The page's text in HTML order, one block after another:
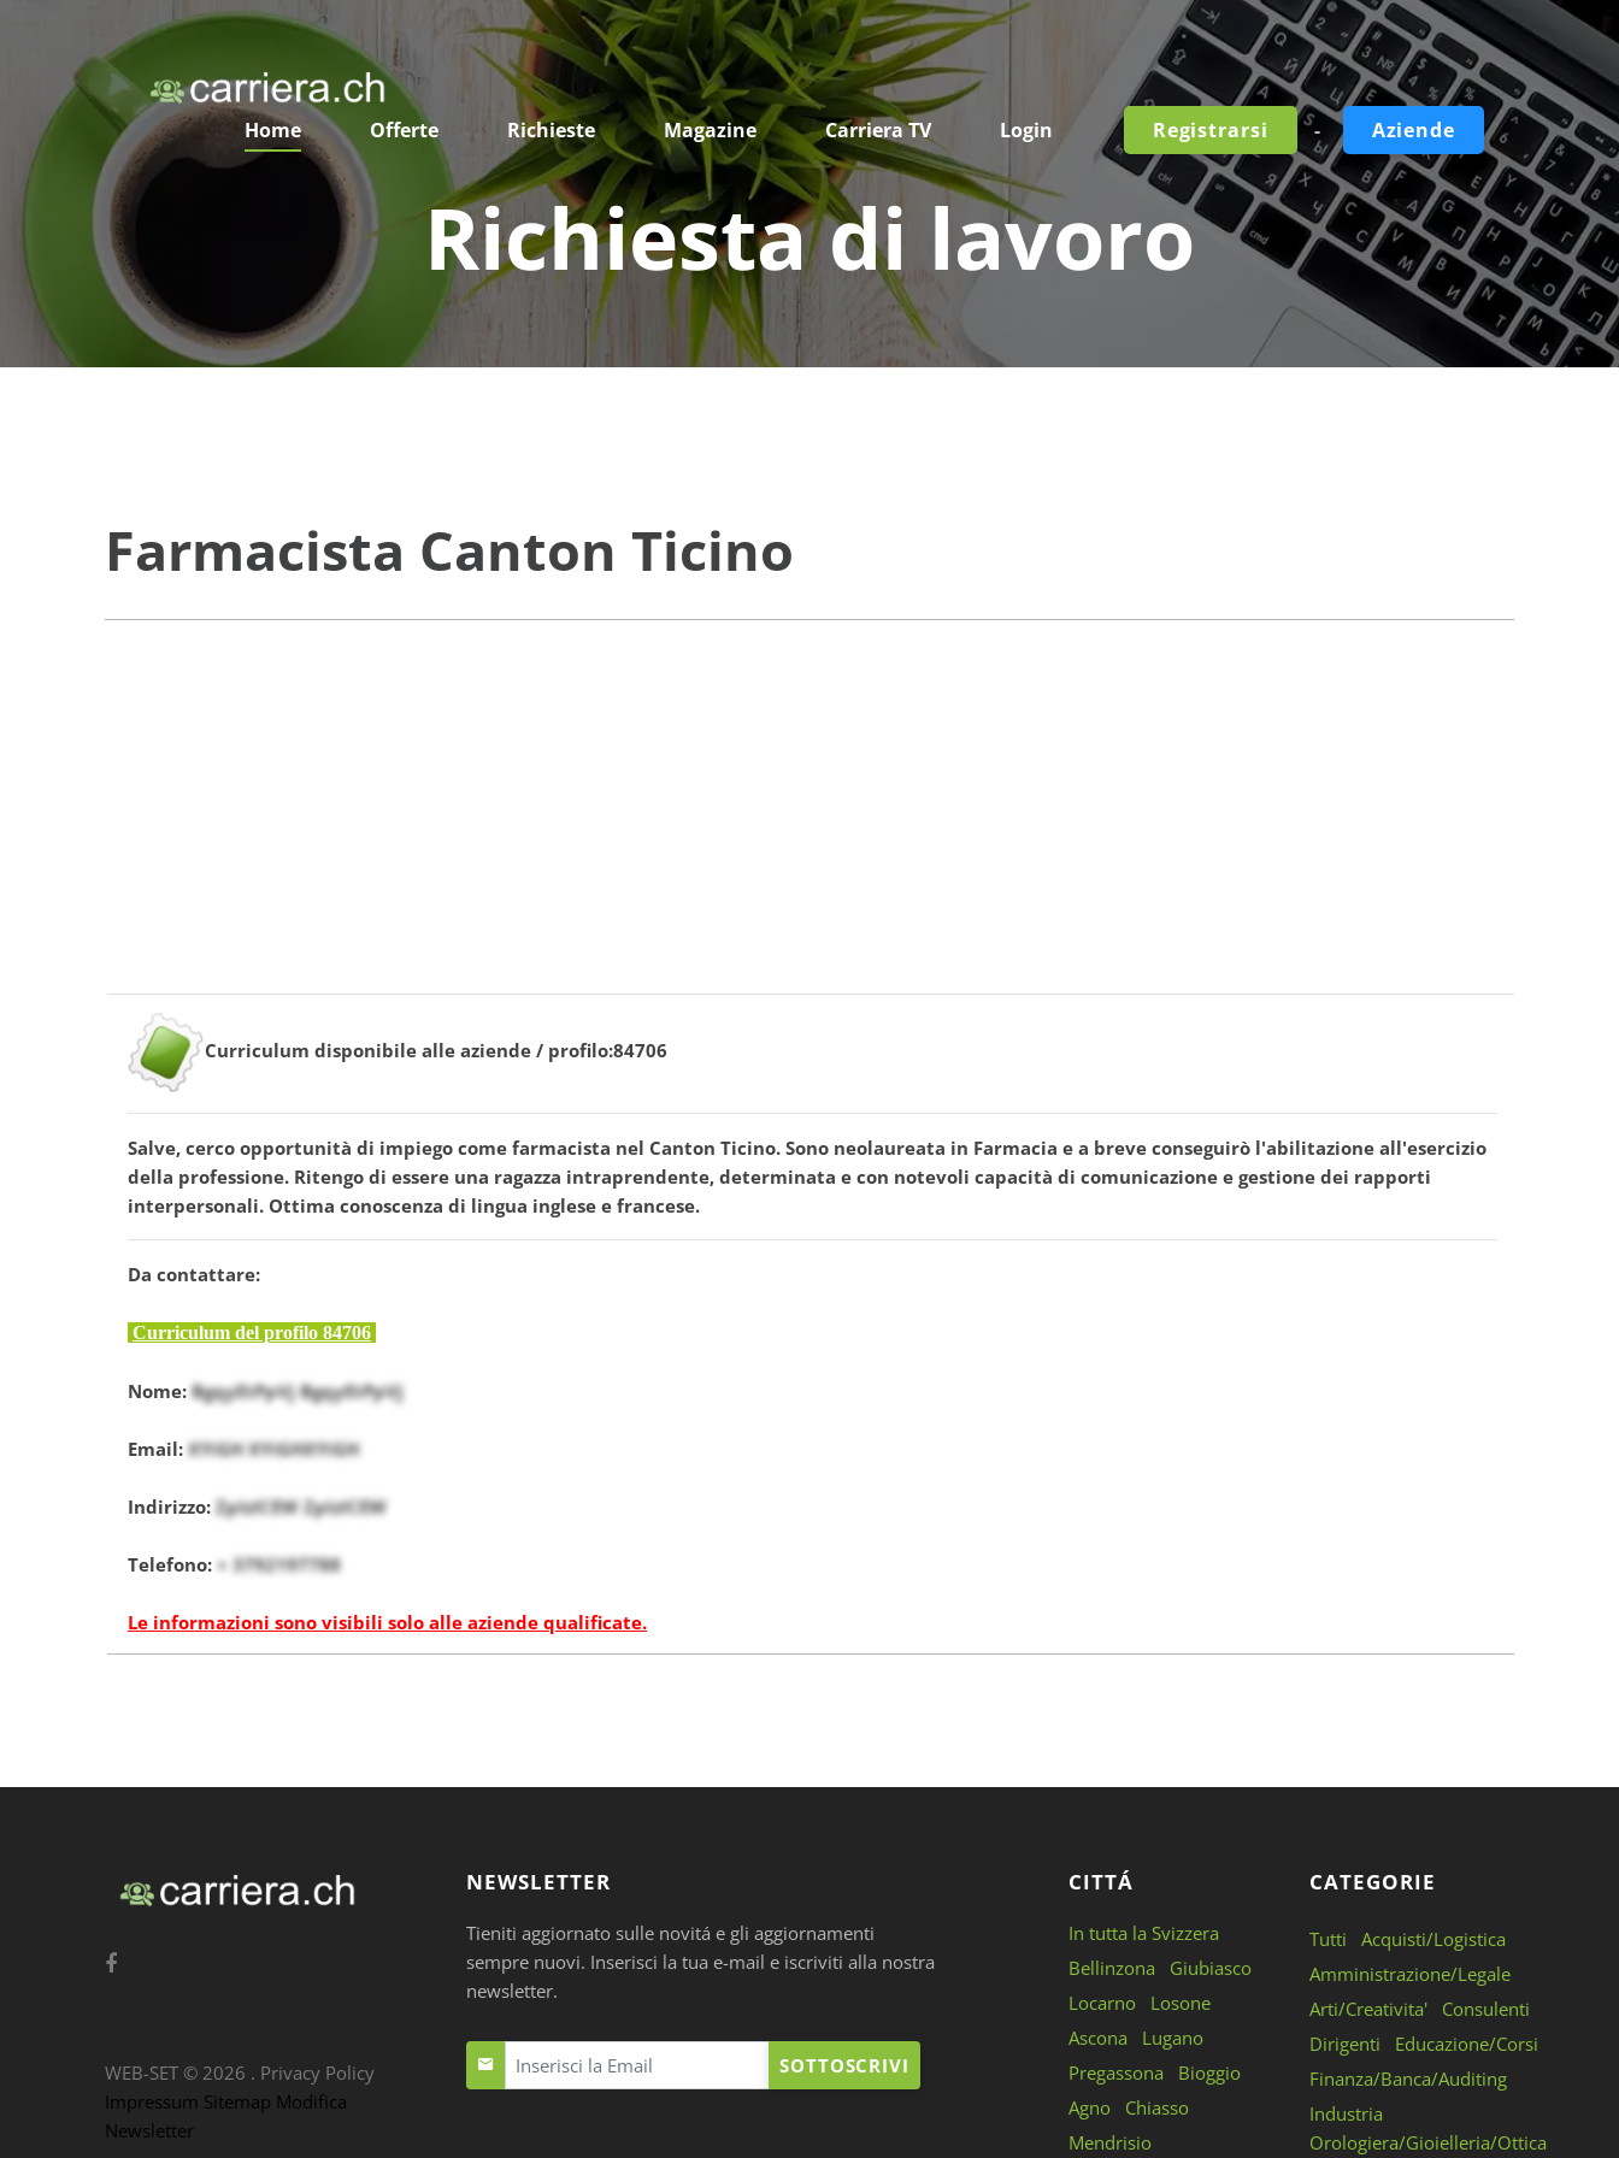
Home Offerte Richieste Magazine Carriera TV Login Registrarsi - Aziende
Richiesta di lavoro
Farmacista Canton Ticino
Curriculum disponibile alle aziende / profilo:84706
Salve, cerco opportunità di impiego come farmacista nel Canton Ticino. Sono neolaureata in Farmacia e a breve conseguirò l'abilitazione all'esercizio
della professione. Ritengo di essere una ragazza intraprendente, determinata e con notevoli capacità di comunicazione e gestione dei rapporti
interpersonali. Ottima conoscenza di lingua inglese e francese.
Da contattare:
Curriculum del profilo 84706
Nome:BgqyEtPpVj BgqyEtPpVj
Email: XYiGH XYiGHXYiGH
Indirizzo: ZpIzICEW ZpIzICEW
Telefono: + 3792197788
Le informazioni sono visibili solo alle aziende qualificate.
NEWSLETTER
Tieniti aggiornato sulle novitá e gli aggiornamenti
sempre nuovi. Inserisci la tua e-mail e iscriviti alla nostra
newsletter.
SOTTOSCRIVI
CITTÁ
In tutta la Svizzera
Bellinzona
Giubiasco
Locarno
Losone
Ascona
Lugano
Pregassona
Bioggio
Agno
Chiasso
Mendrisio
CATEGORIE
Tutti
Acquisti/Logistica
Amministrazione/Legale
Arti/Creativita'
Consulenti
Dirigenti
Educazione/Corsi
Finanza/Banca/Auditing
Industria
Orologiera/Gioielleria/Ottica
WEB-SET © 2026 . Privacy Policy
Impressum Sitemap Modifica
Newsletter